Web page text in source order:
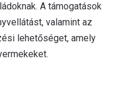
A támogatások
valamint az
lehetőséget, amely